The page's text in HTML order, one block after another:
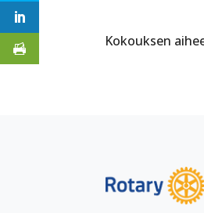
Kokouksen